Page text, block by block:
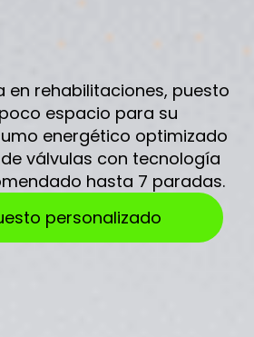
en rehabilitaciones, puesto
espacio para su
energético optimizado
válvulas con tecnología
hasta 7 paradas.
personalizado